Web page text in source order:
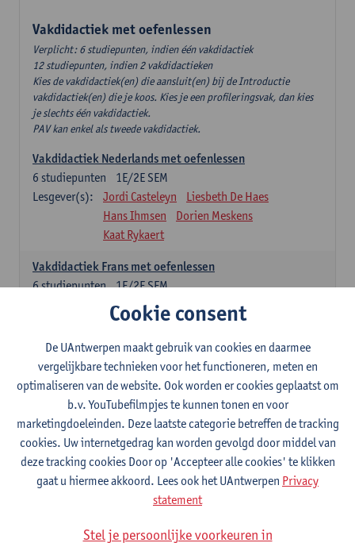
Vakdidactiek met oefenlessen
Verplicht: 6 studiepunten, indien één vakdidactiek
12 studiepunten, indien 2 vakdidactieken
Kies de vakdidactiek(en) die aansluit(en) bij de Introductie
vakdidactiek(en) die je koos. Kies je een profileringsvak, dan kies
je slechts één vakdidactiek.
PAV kan enkel als tweede vakdidactiek.
Vakdidactiek Nederlands met oefenlessen
1E/2E SEM
6 studiepunten
Lesgever(s):
Jordi Casteleyn
Liesbeth De Haes
Hans Ihmsen
Dorien Meskens
Kaat Rykaert
Vakdidactiek Frans met oefenlessen
1E/2E SEM
6studiepunten
Mathea Simons
Veronik Bogaert
Mark Demyttenaere
Yann Morard
Karen Van De Putte
Vakdidactiek Engels met oefenlessen
1E/2E SEM
6studiepunten
Lesgever(s):
Tom Smits
Ellen De Breuker
Nele Kempenaers
Joke Prinsen
Vakdidactiek Duits met oefenlessen
1E/2E SEM
6studiepunten
Tom Smits Marise Van Tendeloo
Vakdidactiek Nederlands niet-thuistaal met oefenlessen
Cookie consent
De UAntwerpen maakt gebruik van cookies en daarmee
vergelijkbare technieken voor het functioneren, meten en
optimaliseren van de website. Ook worden er cookies geplaatst om
b.v. YouTubefilmpjes te kunnen tonen en voor
marketingdoeleinden. Deze laatste categorie betreffen de tracking
cookies. Uw internetgedrag kan worden gevolgd door middel van
deze tracking cookies Door op 'Accepteer alle cookies' te klikken
gaat u hiermee akkoord. Lees ook het UAntwerpen Privacy
statement
Stel je persoonlijke voorkeuren in